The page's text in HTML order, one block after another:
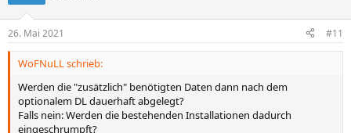
e
n
26. Mai 2021 #11
WoFNuLL schrieb:
Werden die "zusätzlich" benötigten Daten dann nach dem
optionalem DL dauerhaft abgelegt?
Falls nein: Werden die bestehenden Installationen dadurch
eingeschrumpft?